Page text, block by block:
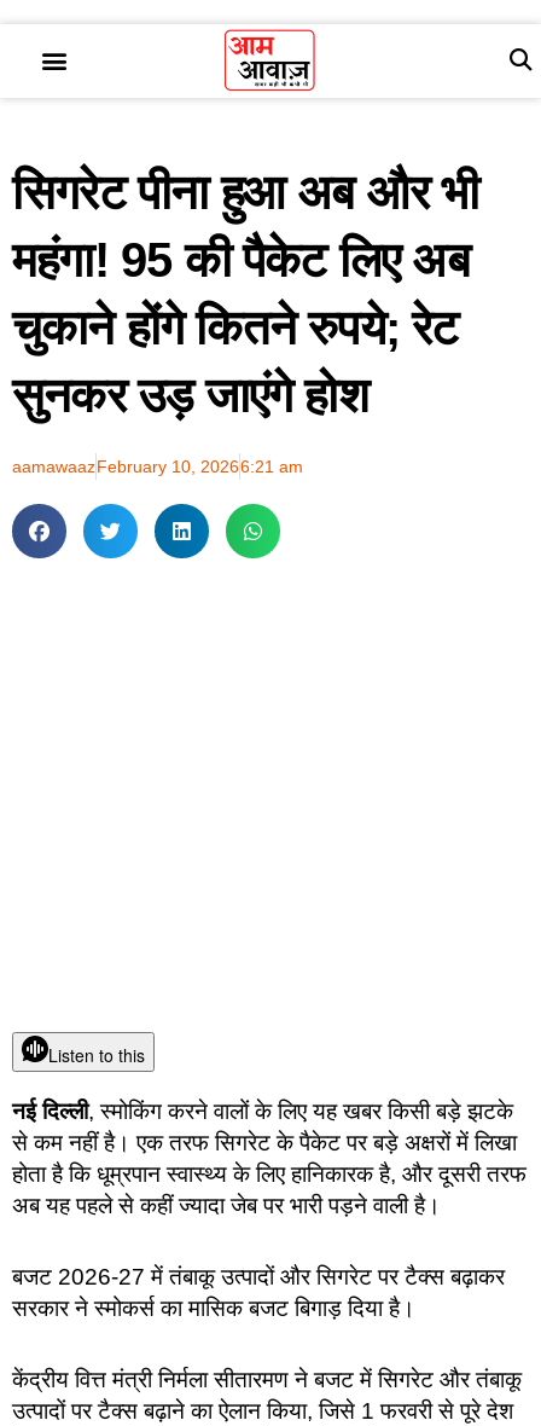
सिगरेट पीना हुआ अब और भी
महंगा! 95 की पैकेट लिए अब
चुकाने होंगे कितने रुपये; रेट
सुनकर उड़ जाएंगे होश
aamawaazFebruary 10, 20266:21 am
Listen to this
नई दिल्ली, स्मोकिंग करने वालों के लिए यह खबर किसी बड़े झटके
से कम नहीं है। एक तरफ सिगरेट के पैकेट पर बड़े अक्षरों में लिखा
होता है कि धूम्रपान स्वास्थ्य के लिए हानिकारक है, और दूसरी तरफ
अब यह पहले से कहीं ज्यादा जेब पर भारी पड़ने वाली है।
बजट 2026-27 में तंबाकू उत्पादों और सिगरेट पर टैक्स बढ़ाकर
सरकार ने स्मोकर्स का मासिक बजट बिगाड़ दिया है।
केंद्रीय वित्त मंत्री निर्मला सीतारमण ने बजट में सिगरेट और तंबाकू
उत्पादों पर टैक्स बढ़ाने का ऐलान किया, जिसे 1 फरवरी से पूरे देश